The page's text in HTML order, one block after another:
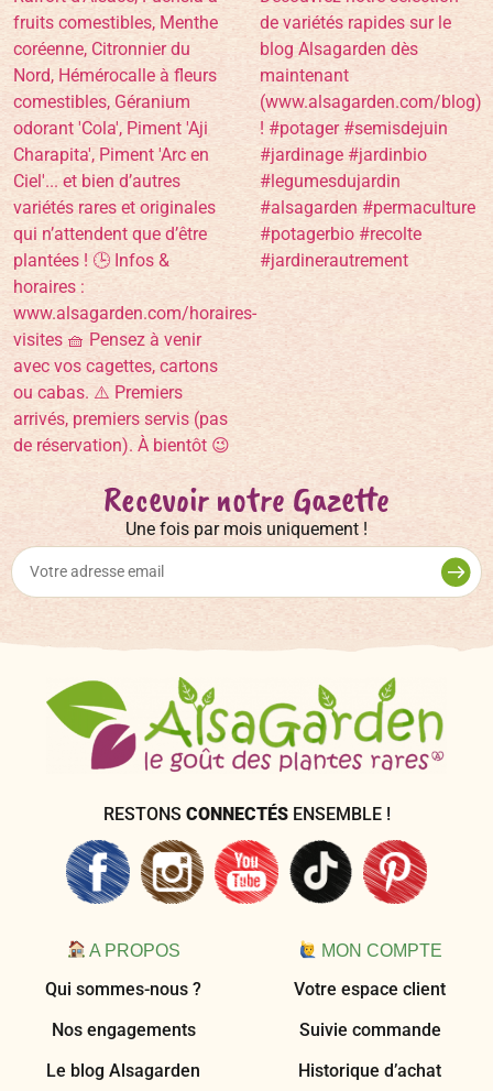
Recevoir notre Gazette
Une fois par mois uniquement !
RESTONS CONNECTÉS ENSEMBLE !
A PROPOS
Qui sommes-nous ?
Nos engagements
Le blog Alsagarden
MON COMPTE
Votre espace client
Suivie commande
Historique d’achat